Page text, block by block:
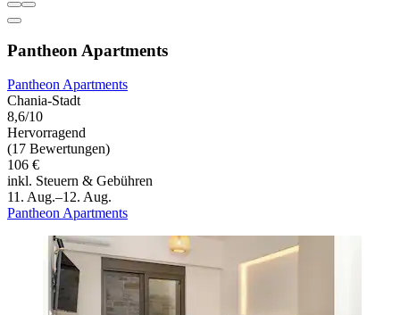
Pantheon Apartments
Pantheon Apartments
Chania-Stadt
8,6/10
Hervorragend
(17 Bewertungen)
106 €
inkl. Steuern & Gebühren
11. Aug.–12. Aug.
Pantheon Apartments